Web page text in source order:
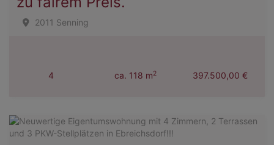
2011 Senning
4 ca. 118 m2 397.500,00 €